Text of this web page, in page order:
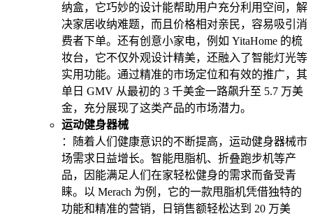
纳盒，它巧妙的设计能帮助用户充分利用空间，解
决家居收纳难题，而且价格相对亲民，容易吸引消
费者下单。还有创意小家电，例如 YitaHome 的梳
妆台，它不仅外观设计精美，还融入了智能灯光等
实用功能。通过精准的市场定位和有效的推广，其
单日 GMV 从最初的 3 千美金一路飙升至 5.7 万美
金，充分展现了这类产品的市场潜力。
运动健身器械
：随着人们健康意识的不断提高，运动健身器械市
场需求日益增长。智能甩脂机、折叠跑步机等产
品，因能满足人们在家轻松健身的需求而备受青
睐。以 Merach 为例，它的一款甩脂机凭借独特的
功能和精准的营销，日销售额轻松达到 20 万美